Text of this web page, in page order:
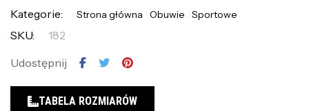
Kategorie: Strona główna Obuwie Sportowe
SKU:
182
Udostępnij
TABELA ROZMIARÓW